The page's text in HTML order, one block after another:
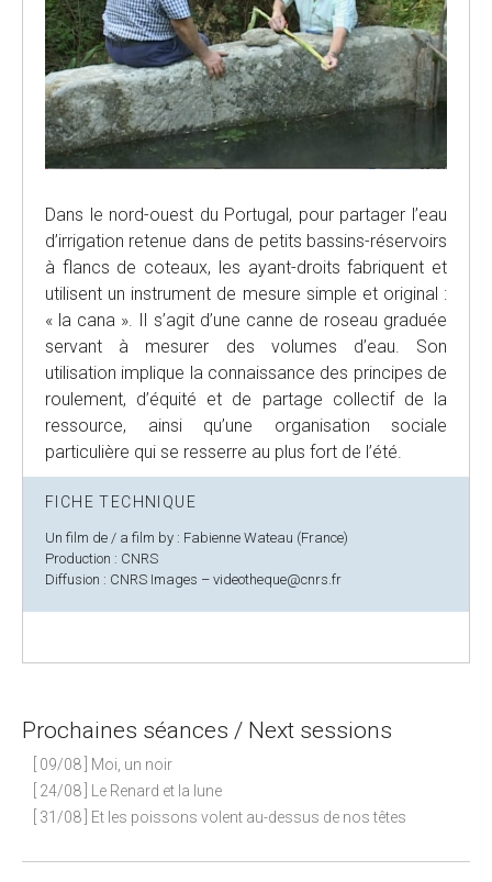
Dans le nord-ouest du Portugal, pour partager l’eau
d’irrigation retenue dans de petits bassins-réservoirs
à flancs de coteaux, les ayant-droits fabriquent et
utilisent un instrument de mesure simple et original :
« la cana ». Il s’agit d’une canne de roseau graduée
servant à mesurer des volumes d’eau. Son
utilisation implique la connaissance des principes de
roulement, d’équité et de partage collectif de la
ressource, ainsi qu’une organisation sociale
particulière qui se resserre au plus fort de l’été.
FICHE TECHNIQUE
Un film de / a film by : Fabienne Wateau (France)
Production : CNRS
Diffusion : CNRS Images – videotheque@cnrs.fr
Prochaines séances / Next sessions
[ 09/08 ] Moi, un noir
[ 24/08 ] Le Renard et la lune
[ 31/08 ] Et les poissons volent au-dessus de nos têtes